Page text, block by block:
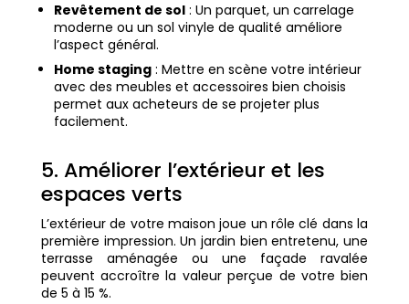
Revêtement de sol: Un parquet, un carrelage
moderne ou un sol vinyle de qualité améliore
l’aspect général.
Home staging: Mettre en scène votre intérieur
avec des meubles et accessoires bien choisis
permet aux acheteurs de se projeter plus
facilement.
5. Améliorer l’extérieur et les
espaces verts
L’extérieur de votre maison joue un rôle clé dans la
première impression. Un jardin bien entretenu, une
terrasse aménagée ou une façade ravalée
peuvent accroître la valeur perçue de votre bien
de 5 à 15 %.